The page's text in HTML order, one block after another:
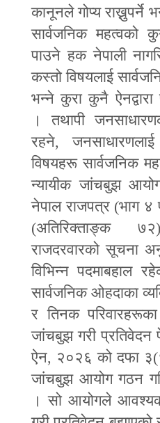
कानूनले गोप्य
सार्वजनिक महत्वको
पाउने हक नेपाली
कस्तो विषयलाई
भन्ने कुरा कुनै ऐनद्वारा
। तथापी
रहने,
विषयहरू सार्वजनिक
न्यायीक जांचबुझ
नेपाल राजपत्र (भाग
(अतिरिक्ताङ्क
राजदरवारको सूचना
विभिन्न पदमाबहाल
सार्वजनिक ओहदाका
र तिनक परिवारहरूका
जांचबुझ गरी
ऐन, २०२६ को दफा
जांचबुझ आयोग गठन
। सो आयोगले